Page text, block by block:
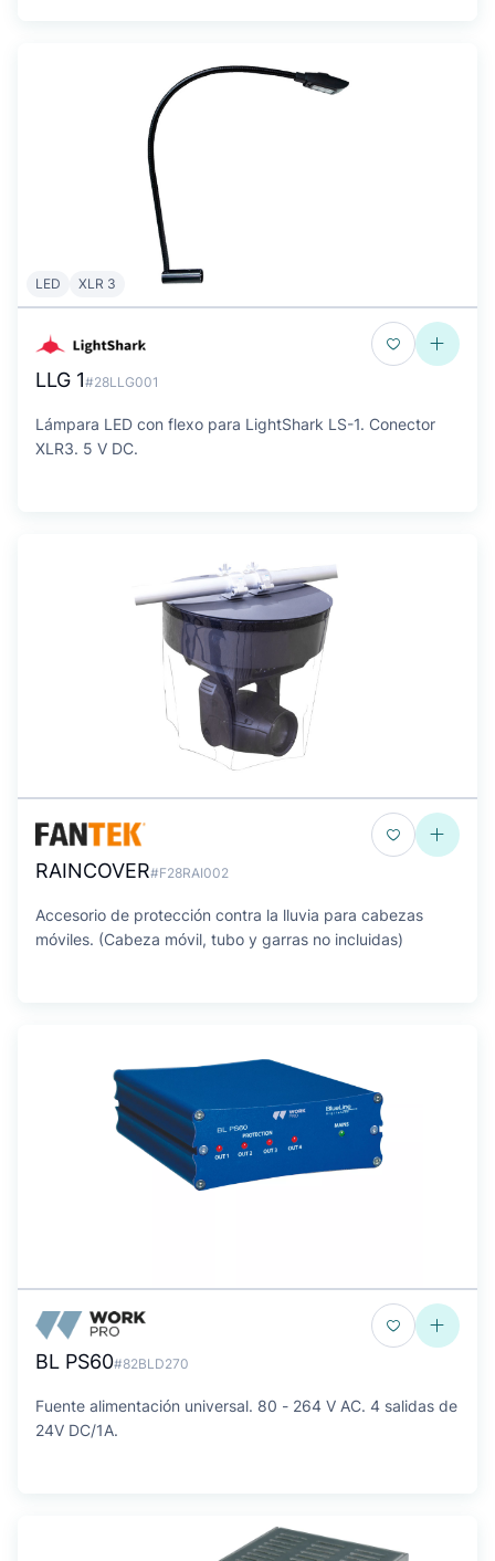
LED XLR 3
LLG 1#28LLG001
Lámpara LED con flexo para LightShark LS-1. Conector
XLR3. 5 V DC.
RAINCOVER#F28RAI002
Accesorio de protección contra la lluvia para cabezas
móviles. (Cabeza móvil, tubo y garras no incluidas)
BL PS60#82BLD270
Fuente alimentación universal. 80 - 264 V AC. 4 salidas de
24V DC/1A.